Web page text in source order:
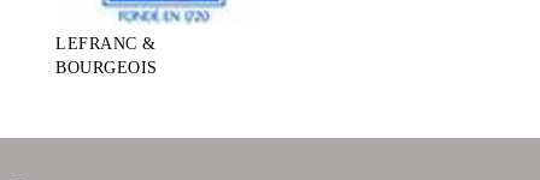
LEFRANC &
BOURGEOIS